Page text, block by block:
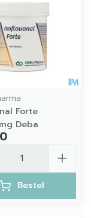
Forte
Deba
Bestel